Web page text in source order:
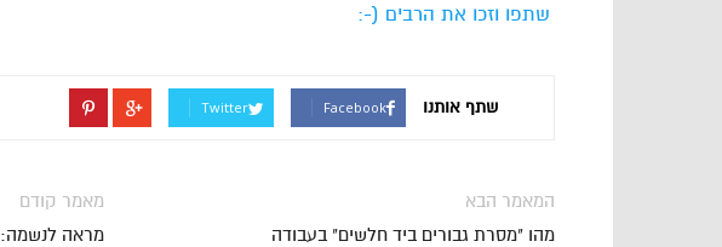
שתפו וזכו את הרבים (-:
שתף אותנו Facebook
Twitter
מאמר קודם
מראה לנשמה:
המאמר הבא
מהו "מסרת גבורים ביד חלשים" בעבודה